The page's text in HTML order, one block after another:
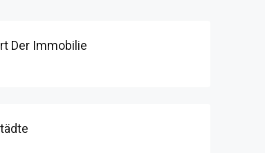
Der Immobilie